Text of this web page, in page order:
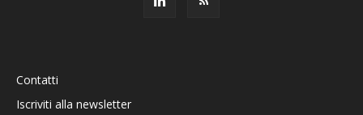
Contatti
Iscriviti alla newsletter